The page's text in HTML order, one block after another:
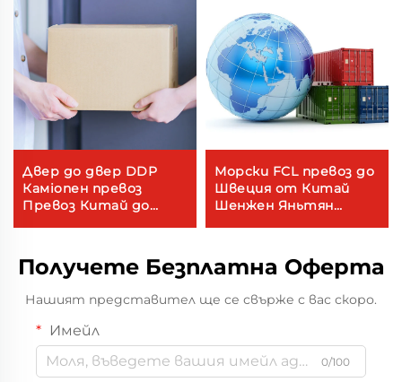
Двер до двер DDP
Камionен превоз
Превоз Китай до
фрахт Транспортни
разходи
Морски FCL превоз до
Швеция от Китай
Шенжен Яньтян
Получете Безплатна Оферта
Нашият представител ще се свърже с вас скоро.
Имейл
0/100